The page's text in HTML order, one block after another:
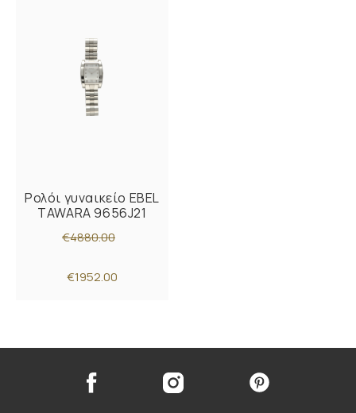
Ρολόι γυναικείο EBEL
TAWARA 9656J21
€4880.00
€1952.00